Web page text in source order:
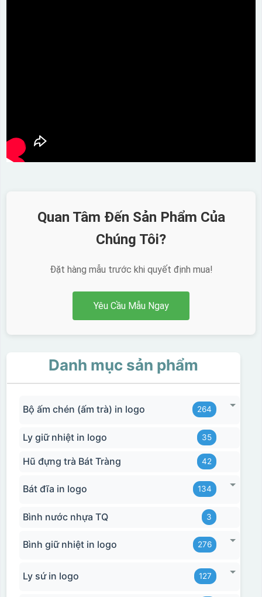
Quan Tâm Đến Sản Phẩm Của
Chúng Tôi?
Đặt hàng mẫu trước khi quyết định mua!
Yêu Cầu Mẫu Ngay
Danh mục sản phẩm
Bộ ấm chén (ấm trà) in logo 264
Ly giữ nhiệt in logo 35
Hũ đựng trà Bát Tràng 42
Bát đĩa in logo 134
Bình nước nhựa TQ 3
Bình giữ nhiệt in logo 276
Ly sứ in logo 127